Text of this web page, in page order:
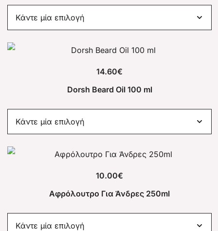
14.60€
Dorsh Beard Oil 100 ml
10.00€
Αφρόλουτρο Για Άνδρες 250ml